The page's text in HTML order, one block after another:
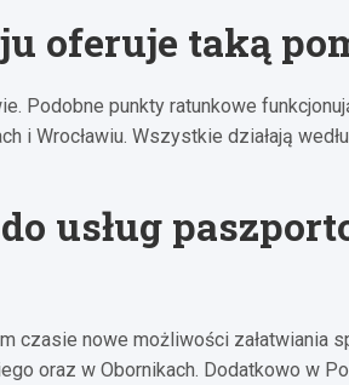
oferuje taką
Podobne punkty ratunkowe
i Wrocławiu. Wszystkie działają
usług
czasie nowe możliwości załatwiania
oraz w Obornikach. Dodatkowo w